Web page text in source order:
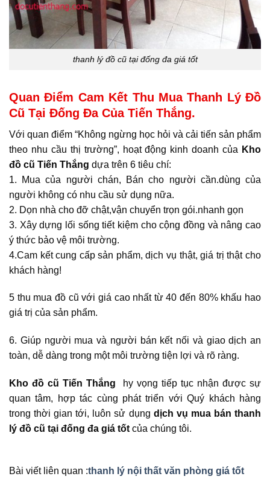
thanh lý đồ cũ tại đống đa giá tốt
Quan Điểm Cam Kết Thu Mua Thanh Lý Đồ
Cũ Tại Đống Đa Của Tiến Thắng.
Với quan điểm “Không ngừng học hỏi và cải tiến sản phẩm
theo nhu cầu thị trường”, hoạt động kinh doanh của Kho
đồ cũ Tiến Thắng dựa trên 6 tiêu chí:
1. Mua của người chán, Bán cho người cần.dùng của
người không có nhu cầu sử dụng nữa.
2. Dọn nhà cho đỡ chật,vận chuyển trọn gói.nhanh gọn
3. Xây dựng lối sống tiết kiệm cho cộng đồng và nâng cao
ý thức bảo vệ môi trường.
4.Cam kết cung cấp sản phẩm, dịch vụ thật, giá trị thật cho
khách hàng!
5 thu mua đồ cũ với giá cao nhất từ 40 đến 80% khấu hao
giá trị của sản phẩm.
6. Giúp người mua và người bán kết nối và giao dịch an
toàn, dễ dàng trong một môi trường tiện lợi và rõ ràng.
Kho đồ cũ Tiến Thắng hy vọng tiếp tục nhận được sự
quan tâm, hợp tác cùng phát triển với Quý khách hàng
trong thời gian tới, luôn sử dụng dịch vụ mua bán thanh
lý đồ cũ tại đống đa giá tốt của chúng tôi.
Bài viết liên quan :thanh lý nội thất văn phòng giá tốt